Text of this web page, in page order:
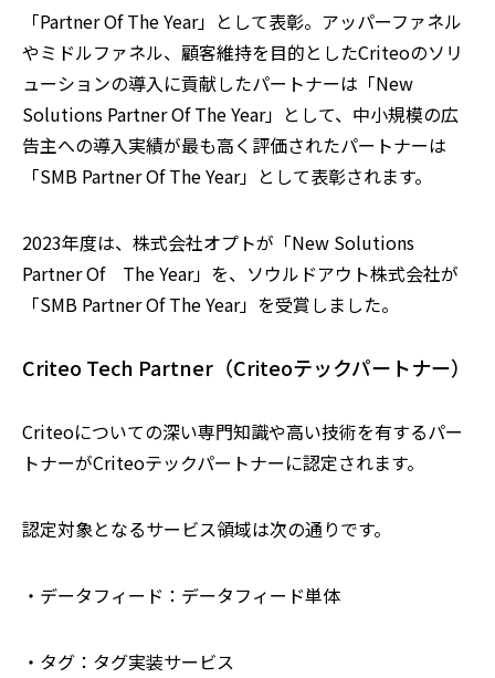
「Partner Of The Year」として表彰。アッパーファネル
やミドルファネル、顧客維持を目的としたCriteoのソリ
ューションの導入に貢献したパートナーは「New
Solutions Partner Of The Year」として、中小規模の広
告主への導入実績が最も高く評価されたパートナーは
「SMB Partner Of The Year」として表彰されます。
2023年度は、株式会社オプトが「New Solutions
Partner Of The Year」を、ソウルドアウト株式会社が
「SMB Partner Of The Year」を受賞しました。
Criteo Tech Partner（Criteoテックパートナー）
Criteoについての深い専門知識や高い技術を有するパー
トナーがCriteoテックパートナーに認定されます。
認定対象となるサービス領域は次の通りです。
・データフィード：データフィード単体
・タグ：タグ実装サービス